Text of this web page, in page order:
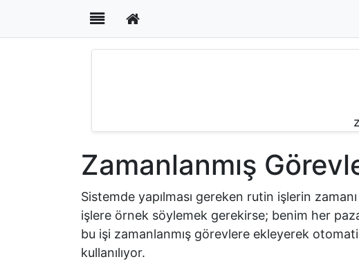
Menüsü
Zamanlanmış
Sistemde yapılması gereken rutin işlerin
işlere örnek söylemek gerekirse; benim her
bu işi zamanlanmış görevlere ekleyerek
kullanılıyor.